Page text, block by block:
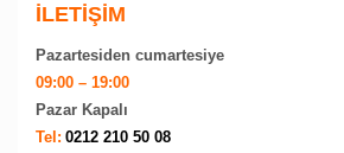
İLETİŞİM
Pazartesiden cumartesiye
09:00 – 19:00
Pazar Kapalı
Tel: 0212 210 50 08